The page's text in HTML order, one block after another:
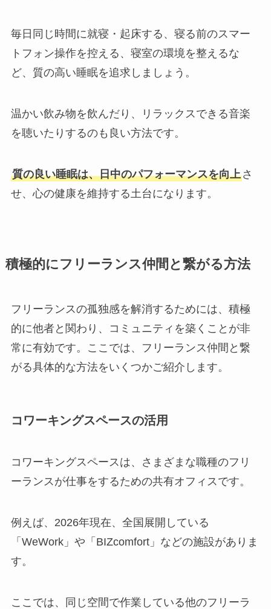
毎日同じ時間に就寝・起床する、寝る前のスマー
トフォン操作を控える、寝室の環境を整えるな
ど、質の高い睡眠を追求しましょう。
温かい飲み物を飲んだり、リラックスできる音楽
を聴いたりするのも良い方法です。
質の良い睡眠は、日中のパフォーマンスを向上さ
せ、心の健康を維持する土台になります。
積極的にフリーランス仲間と繋がる方法
フリーランスの孤独感を解消するためには、積極
的に他者と関わり、コミュニティを築くことが非
常に有効です。ここでは、フリーランス仲間と繋
がる具体的な方法をいくつかご紹介します。
コワーキングスペースの活用
コワーキングスペースは、さまざまな職種のフリ
ーランスが仕事をするための共有オフィスです。
例えば、2026年現在、全国展開している
「WeWork」や「BIZcomfort」などの施設がありま
す。
ここでは、同じ空間で作業している他のフリーラ